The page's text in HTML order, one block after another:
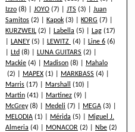
Izzo (8) JOYO (7) JTS (3)
Juan
Samitos (2) Kapok (3) KORG (7)
KURZWEIL (2) Labella (5) Lag (17)
LANEY (5) LEWITZ (4) Line 6 (6)
Ltd (8) LUNA GUITARS (2)
Mackie (4) Madison (8)
Mahalo
(2)
MAPEX (1) MARKBASS (4)
Marris (17) Marshall
(10)
Martin (41) Martinez (9)
McGrey(8) Medeli (7) MEGA (3)
MELODIA (1) Mérida (5)
Miguel J.
Almeria (4) MONACOR (2) Nbe (2)